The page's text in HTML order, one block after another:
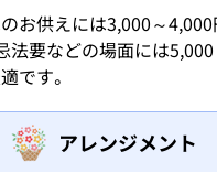
お供えには3,000～4,000
法要などの場面には
です。
アレンジメント